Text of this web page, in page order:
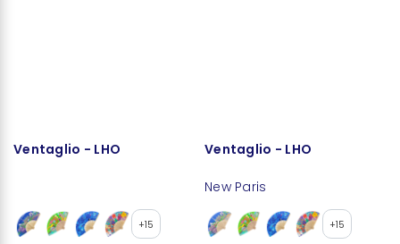
Ventaglio - LHO
+15
Ventaglio - LHO
New Paris
+15